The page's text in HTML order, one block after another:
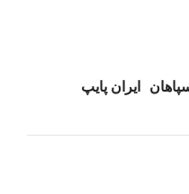
ایران پایپ